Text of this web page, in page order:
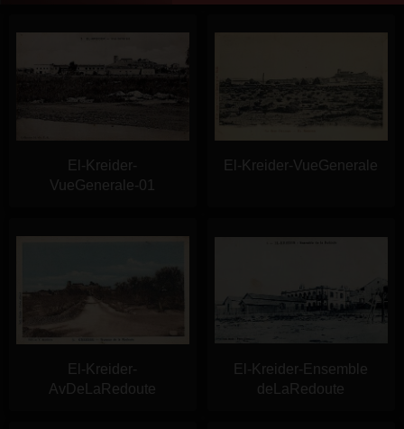
El-Kreider-
VueGenerale-01
El-Kreider-VueGenerale
El-Kreider-
AvDeLaRedoute
El-Kreider-Ensemble
deLaRedoute